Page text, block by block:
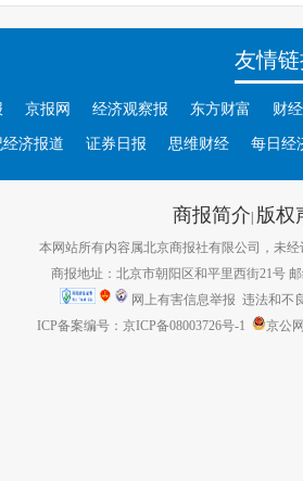
友情
京报网 经济观察报 东方财富 财
经济报道 证券日报 思维财经 每日经
商报简介| 版权
本网站所有内容属北京商报社有限公司，未经
商报地址：北京市朝阳区和平里西街21号
网上有害信息举报 违法和不
ICP备案编号：京ICP备08003726号-1
京公